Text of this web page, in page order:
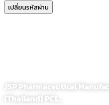
เปลี่ยนรหัสผ่าน
JSP Pharmaceutical
(Thailand) PCL.,